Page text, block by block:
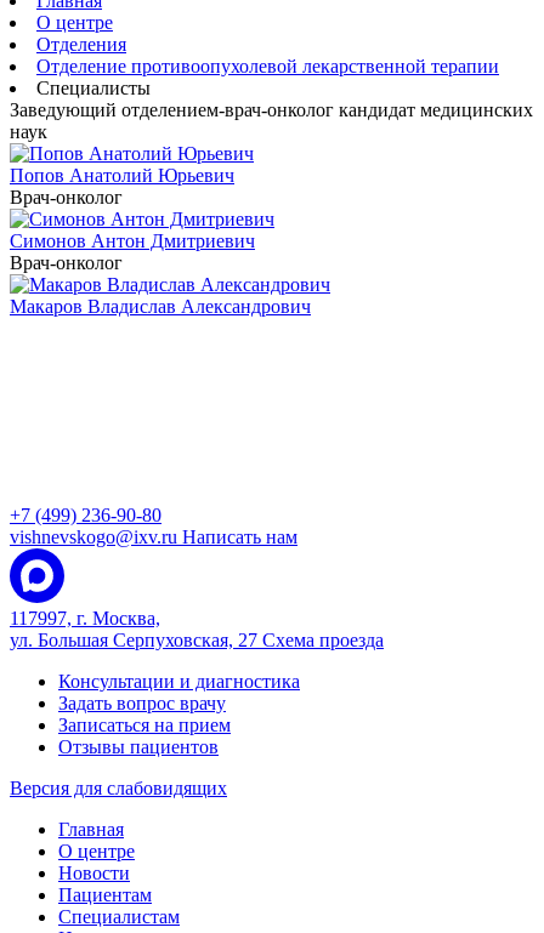
О центре
Отделения
Отделение противоопухолевой лекарственной терапии
Специалисты
Заведующий отделением-врач-онколог кандидат медицинских
наук
Попов Анатолий Юрьевич
Врач-онколог
Симонов Антон Дмитриевич
Врач-онколог
Макаров Владислав Александрович
+7 (499) 236-90-80
vishnevskogo@ixv.ru Написать нам
117997, г. Москва,
ул. Большая Серпуховская, 27 Схема проезда
Консультации и диагностика
Задать вопрос врачу
Записаться на прием
Отзывы пациентов
Версия для слабовидящих
Главная
О центре
Новости
Пациентам
Специалистам